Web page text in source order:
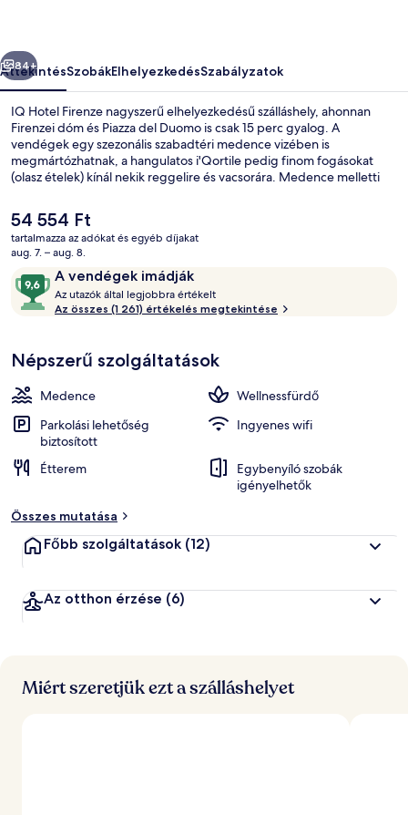
Következő
84+
ÁttekintésSzobákElhelyezkedésSzabályzatok
IQ Hotel Firenze nagyszerű elhelyezkedésű szálláshely, ahonnan
Firenzei dóm és Piazza del Duomo is csak 15 perc gyalog. A
vendégek egy szezonális szabadtéri medence vizében is
megmártózhatnak, a hangulatos i'Qortile pedig finom fogásokat
(olasz ételek) kínál nekik reggelire és vacsorára. Medence melletti
nagyszerű véleménnyel vannak a szálláshely következő jellemzőiről:
medence és segítőkész személyzet. Rövid sétával megközelíthető a
tömegközlekedés: San Marco Egyetem villamosmegálló 5 perc,
Strozzi - Fallaci villamosmegálló pedig 13 perc séta.
A
jelenlegi
ár
54 554 Ft
tartalmazza az adókat és egyéb díjakat
aug. 7. – aug. 8.
ÉrtékelésekA vendégek imádják
9,6
ennyiből:
10,
vendégek
imádják
Az utazók által legjobbra értékelt
z
t
z
ó
k
á
l
g
a
Az összes (1 261) értékelés megtekintése
Népszerű szolgáltatások
Medence
Wellnessfürdő
Parkolási lehetőség
biztosított
Ingyenes wifi
Étterem
Egybenyíló szobák
igényelhetők
Összes mutatása
Főbb szolgáltatások (12)
Az otthon érzése (6)
Miért szeretjük ezt a szálláshelyet